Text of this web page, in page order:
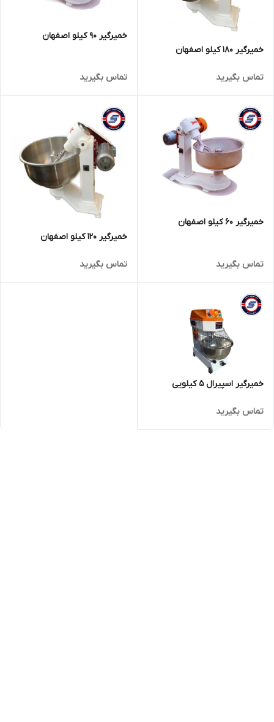
خمیرگیر 180 کیلو اصفهان
تماس بگیرید
خمیرگیر 90 کیلو اصفهان
تماس بگیرید
خمیرگیر 60 کیلو اصفهان
تماس بگیرید
خمیرگیر 120 کیلو اصفهان
تماس بگیرید
خمیرگیر اسپیرال 5 کیلویی
تماس بگیرید